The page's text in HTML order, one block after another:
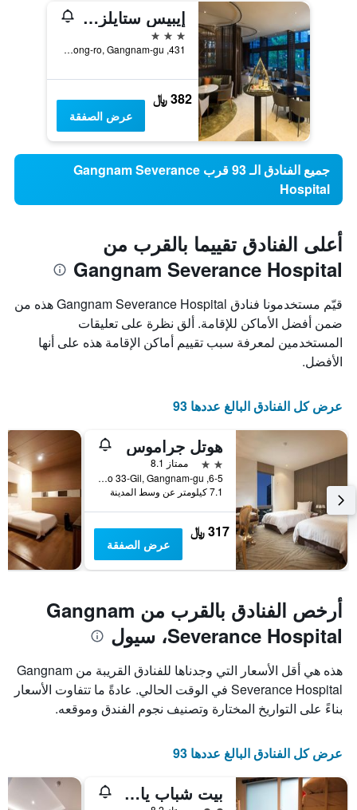
إيبيس ستايلز أمباسادور سيول غانغنام
3 نجوم
431, Samseong-ro, Gangnam-gu, سيول, كوريا الجنوبية
382 ﷼
عرض الصفقة
جميع الفنادق الـ 93 قرب Gangnam Severance
Hospital
أعلى الفنادق تقييما بالقرب من
Gangnam Severance Hospital
قيّم مستخدمونا فنادق Gangnam Severance Hospital هذه من
ضمن أفضل الأماكن للإقامة. ألق نظرة على تعليقات
المستخدمين لمعرفة سبب تقييم أماكن الإقامة هذه على أنها
الأفضل.
عرض كل الفنادق البالغ عددها 93
هوتل جراموس
2 نجمتين
ممتاز 8.1
6-5, Teheran-ro 33-Gil, Gangnam-gu, سيول, كوريا الجنوبية
7.1 كيلومتر عن وسط المدينة
317 ﷼
عرض الصفقة
أرخص الفنادق بالقرب من Gangnam
Severance Hospital، سيول
هذه هي أقل الأسعار التي وجدناها للفنادق القريبة من Gangnam
Severance Hospital في الوقت الحالي. عادةً ما تتفاوت الأسعار
بناءً على التواريخ المختارة وتصنيف نجوم الفندق وموقعه.
عرض كل الفنادق البالغ عددها 93
بيت شباب ياكوريا غانغنام